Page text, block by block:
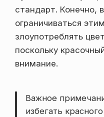
стандарт. Конечно,
ограничиваться
злоупотреблять
поскольку
внимание.
Важное
избегать